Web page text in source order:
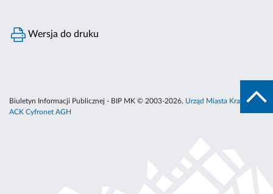
Wersja do druku
Biuletyn Informacji Publicznej - BIP MK © 2003-2026, Urząd Miasta Krakowa
ACK Cyfronet AGH